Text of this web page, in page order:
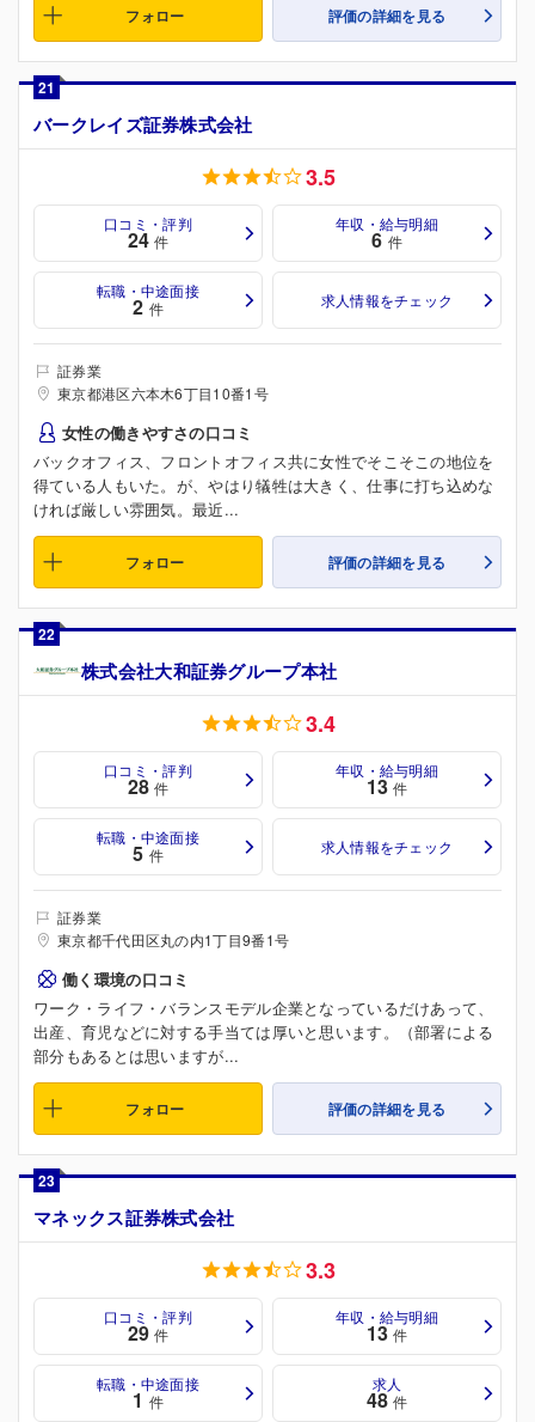
フォロー 評価の詳細を見る
21
バークレイズ証券株式会社
3.5
口コミ・評判
24 件
年収・給与明細
6 件
転職・中途面接
2 件 求人情報をチェック
証券業
東京都港区六本木6丁目10番1号
女性の働きやすさの口コミ
バックオフィス、フロントオフィス共に女性でそこそこの地位を
得ている人もいた。が、やはり犠牲は大きく、仕事に打ち込めな
ければ厳しい雰囲気。最近...
フォロー 評価の詳細を見る
22
株式会社大和証券グループ本社
3.4
口コミ・評判
28 件
年収・給与明細
13 件
転職・中途面接
5 件 求人情報をチェック
証券業
東京都千代田区丸の内1丁目9番1号
働く環境の口コミ
ワーク・ライフ・バランスモデル企業となっているだけあって、
出産、育児などに対する手当ては厚いと思います。（部署による
部分もあるとは思いますが...
フォロー 評価の詳細を見る
23
マネックス証券株式会社
3.3
口コミ・評判
29 件
年収・給与明細
13 件
転職・中途面接
1 件
求人
48 件